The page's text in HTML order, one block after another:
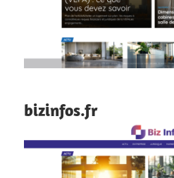
bizinfos.fr